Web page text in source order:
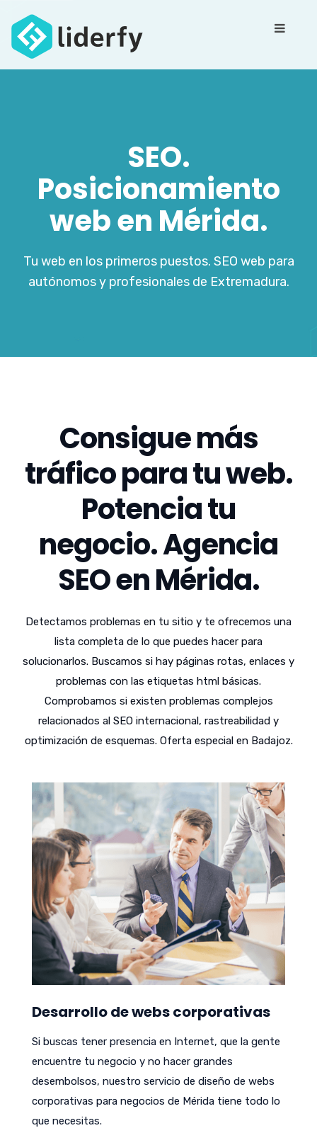
SEO.
Posicionamiento
web en Mérida.
Tu web en los primeros puestos. SEO web para
autónomos y profesionales de Extremadura.
Consigue más
tráfico para tu web.
Potencia tu
negocio. Agencia
SEO en Mérida.
Detectamos problemas en tu sitio y te ofrecemos una
lista completa de lo que puedes hacer para
solucionarlos. Buscamos si hay páginas rotas, enlaces y
problemas con las etiquetas html básicas.
Comprobamos si existen problemas complejos
relacionados al SEO internacional, rastreabilidad y
optimización de esquemas. Oferta especial en Badajoz.
Desarrollo de webs corporativas
Si buscas tener presencia en Internet, que la gente
encuentre tu negocio y no hacer grandes
desembolsos, nuestro servicio de diseño de webs
corporativas para negocios de Mérida tiene todo lo
que necesitas.